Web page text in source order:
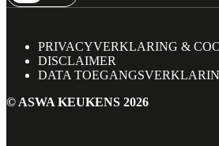
PRIVACYVERKLARING &
DISCLAIMER
DATA
© ASWA KEUKENS 2026